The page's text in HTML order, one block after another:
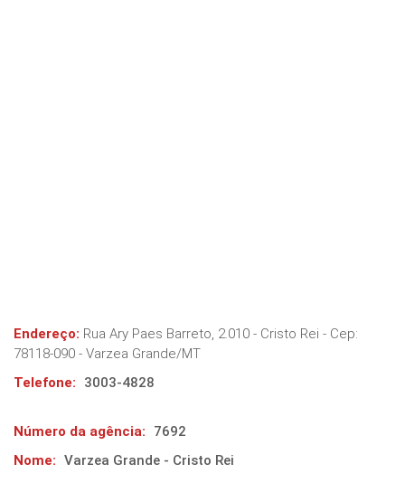
Endereço: Rua Ary Paes Barreto, 2.010 - Cristo Rei - Cep:
78118-090 - Varzea Grande/MT
Telefone:
3003-4828
Número da agência:
7692
Nome: Varzea Grande - Cristo Rei